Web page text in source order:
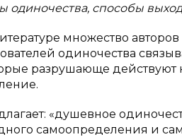
одиночества, способы
множество
одиночества
разрушающе действуют
«душевное
самоопределения и